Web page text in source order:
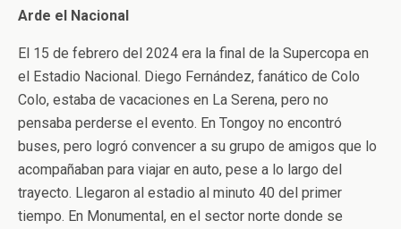
Arde el Nacional
El 15 de febrero del 2024 era la final de la Supercopa en
el Estadio Nacional. Diego Fernández, fanático de Colo
Colo, estaba de vacaciones en La Serena, pero no
pensaba perderse el evento. En Tongoy no encontró
buses, pero logró convencer a su grupo de amigos que lo
acompañaban para viajar en auto, pese a lo largo del
trayecto. Llegaron al estadio al minuto 40 del primer
tiempo. En Monumental, en el sector norte donde se